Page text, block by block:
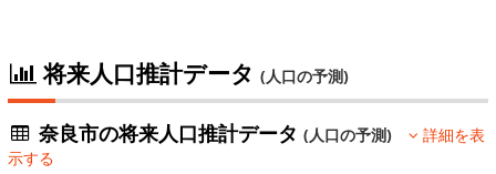
将来人口推計データ (人口の予測)
奈良市の将来人口推計データ(人口の予測)
詳細を表
示する